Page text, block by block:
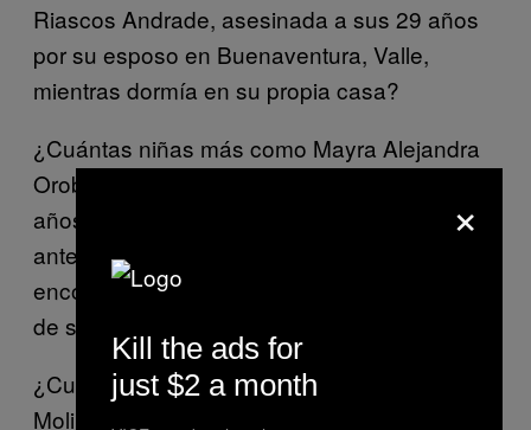
Riascos Andrade, asesinada a sus 29 años
por su esposo en Buenaventura, Valle,
mientras dormía en su propia casa?
¿Cuántas niñas más como Mayra Alejandra
Orobio Solís, violada y asesinada a sus 12
años en Guapi, Cauca, quien ya había sido
antes víctima de violencia sexual y se
encontraba en proceso de restablecimiento
de sus derechos?
¿Cuántas niñas más como María Ángel
Molina, de tan solo cuatro años, asesinada
×
Kill the ads for
just $2 a month